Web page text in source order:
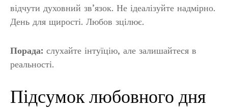
відчути духовний зв’язок. Не ідеалізуйте надмірно.
День для щирості. Любов зцілює.
Порада: слухайте інтуїцію, але залишайтеся в
реальності.
Підсумок любовного дня